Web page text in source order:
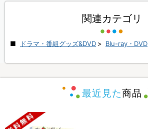
関連カテゴリ
ドラマ・番組グッズ&DVD > Blu-ray・DVD
最近見た商品